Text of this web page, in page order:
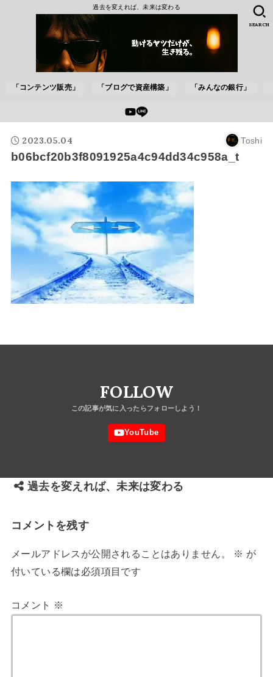
過去を変えれば、未来は変わる
「コンテンツ販売」 「ブログで資産構築」 「みんなの銀行」
SEARCH
2023.05.04 Toshi
b06bcf20b3f8091925a4c94dd34c958a_t
FOLLOW
過去を変えれば、未来は変わる
コメントを残す
メールアドレスが公開されることはありません。 ※ が
付いている欄は必須項目です
コメント ※